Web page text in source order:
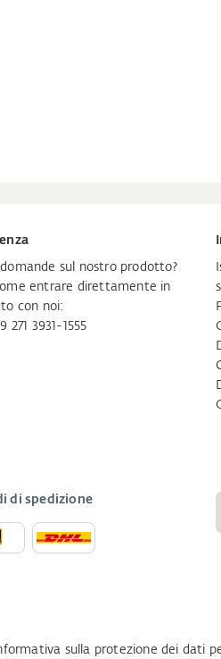
sul nostro prodotto?
entrare direttamente in
con noi:
271 3931-1555
di spedizione
sulla protezione dei dati